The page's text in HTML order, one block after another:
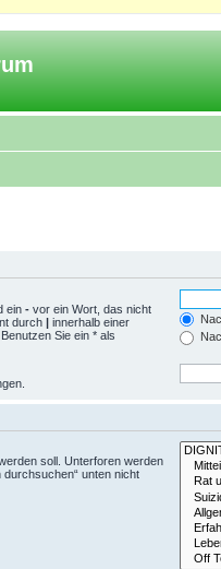
ein - vor ein Wort, das nicht
durch | innerhalb einer
Sie ein * als
soll. Unterforen werden
unten nicht